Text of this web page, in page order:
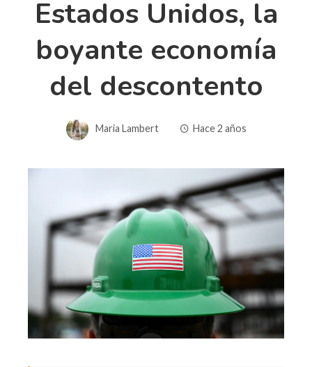
Estados Unidos, la
boyante economía
del descontento
Maria Lambert Hace 2 años